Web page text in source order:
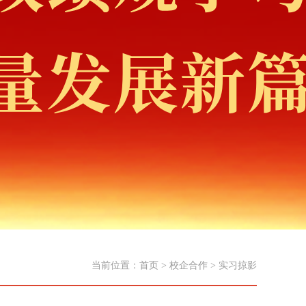
当前位置： 首页 > 校企合作 > 实习掠影